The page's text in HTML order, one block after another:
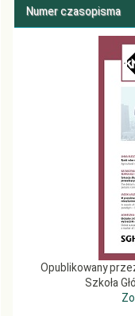
Numer czasopisma
Opublikowany
Szkoła